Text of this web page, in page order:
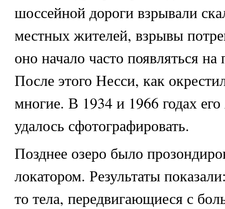
шоссейной дороги взрывали
местных жителей, взрывы
оно начало часто появляться на
После этого Несси, как
многие. В 1934 и 1966 годах
удалось сфотографировать.
Позднее озеро было
локатором. Результаты
то тела, передвигающиеся с